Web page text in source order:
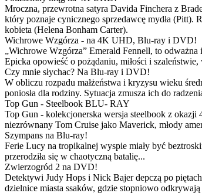
Mroczna, przewrotna satyra Davida Finchera z
który poznaje cynicznego sprzedawcę mydła
kobieta (Helena Bonham Carter).
Wichrowe Wzgórza - na 4K UHD, Blu-ray i DVD!
„Wichrowe Wzgórza” Emerald Fennell, to
Epicka opowieść o pożądaniu, miłości i
Czy mnie słychac? Na Blu-ray i DVD!
W obliczu rozpadu małżeństwa i kryzysu wieku
poniosła dla rodziny. Sytuacja zmusza ich do
Top Gun - Steelbook BLU- RAY
Top Gun - kolekcjonerska wersja steelbook z
niezrównany Tom Cruise jako Maverick, młody
Szympans na Blu-ray!
Ferie Lucy na tropikalnej wyspie miały być
przerodziła się w chaotyczną batalię...
Zwierzogród 2 na DVD!
Detektywi Judy Hops i Nick Bajer depczą po
dzielnice miasta ssaków, gdzie stopniowo